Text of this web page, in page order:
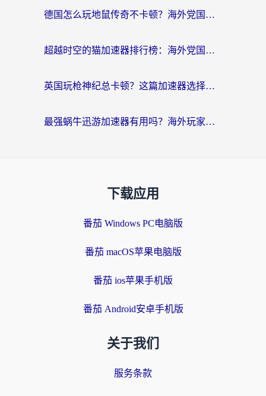
德国怎么玩地鼠传奇不卡顿？海外党国服游戏加速全攻略（含战双EVE实用指南）
超越时空的猫加速器排行榜：海外党国服游戏不卡顿的终极选择指南
英国玩枪神纪总卡顿？这篇加速器选择指南帮你告别延迟（附实测推荐）
最强蜗牛迅游加速器有用吗？海外玩家国服游戏加速避坑指南（附德国玩忍者必须死3流星蝴蝶剑解决办法）
下载应用
番茄 Windows PC电脑版
番茄 macOS苹果电脑版
番茄 ios苹果手机版
番茄 Android安卓手机版
关于我们
服务条款